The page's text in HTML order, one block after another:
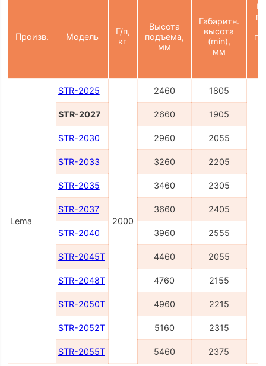
Произв. Модель
Г/п,
кг
Высота
подъема,
мм
Габаритн.
высота
(min),
мм
Lema
STR-2025
2000
2460 1805
STR-2027 2660 1905
STR-2030 2960 2055
STR-2033 3260 2205
STR-2035 3460 2305
STR-2037 3660 2405
STR-2040 3960 2555
STR-2045T 4460 2055
STR-2048T 4760 2155
STR-2050T 4960 2215
STR-2052T 5160 2315
STR-2055T 5460 2375